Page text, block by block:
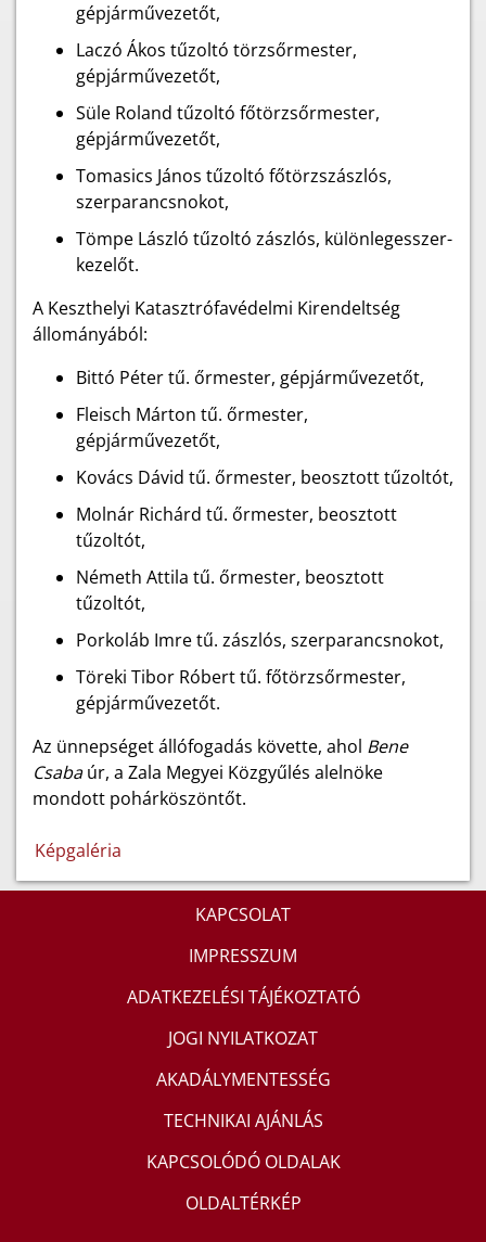
gépjárművezetőt,
Laczó Ákos tűzoltó törzsőrmester,
gépjárművezetőt,
Süle Roland tűzoltó főtörzsőrmester,
gépjárművezetőt,
Tomasics János tűzoltó főtörzszászlós,
szerparancsnokot,
Tömpe László tűzoltó zászlós, különlegesszer-
kezelőt.
A Keszthelyi Katasztrófavédelmi Kirendeltség
állományából:
Bittó Péter tű. őrmester, gépjárművezetőt,
Fleisch Márton tű. őrmester,
gépjárművezetőt,
Kovács Dávid tű. őrmester, beosztott tűzoltót,
Molnár Richárd tű. őrmester, beosztott
tűzoltót,
Németh Attila tű. őrmester, beosztott
tűzoltót,
Porkoláb Imre tű. zászlós, szerparancsnokot,
Töreki Tibor Róbert tű. főtörzsőrmester,
gépjárművezetőt.
Az ünnepséget állófogadás követte, ahol Bene
Csabaúr, a Zala Megyei Közgyűlés alelnöke
mondott pohárköszöntőt.
Képgaléria
KAPCSOLAT
IMPRESSZUM
ADATKEZELÉSI TÁJÉKOZTATÓ
JOGI NYILATKOZAT
AKADÁLYMENTESSÉG
TECHNIKAI AJÁNLÁS
KAPCSOLÓDÓ OLDALAK
OLDALTÉRKÉP